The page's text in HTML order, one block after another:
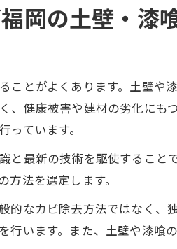
岡の土壁・漆
ことがよくあります。土壁
、健康被害や建材の劣化に
ています。
と最新の技術を駆使するこ
法を選定します。
的なカビ除去方法ではなく
行います。また、土壁や漆